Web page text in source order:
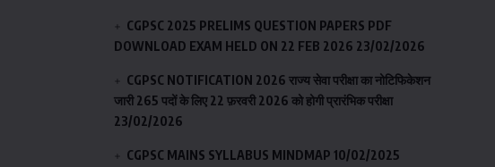
CGPSC 2025 PRELIMS QUESTION PAPERS PDF
DOWNLOAD EXAM HELD ON 22 FEB 2026 23/02/2026
CGPSC NOTIFICATION 2026 राज्य सेवा परीक्षा का नोटिफिकेशन
जारी 265 पदों के लिए 22 फ़रवरी 2026 को होगी प्रारंभिक परीक्षा
23/02/2026
CGPSC MAINS SYLLABUS MINDMAP 10/02/2025